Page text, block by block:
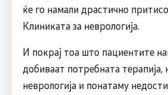
ќе го намали драстично
Клиниката за неврологија.
И покрај тоа што пациентите
добиваат потребната терапија,
неврологија и понатаму